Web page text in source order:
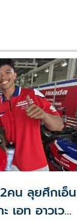
คน ลุยศึกเอ็น
อท อาวเวอร์